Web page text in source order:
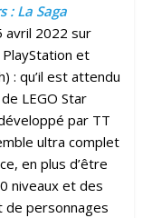
: La Saga
avril 2022 sur
et
: qu’il est attendu
LEGO Star
par TT
ultra complet
en plus d’être
niveaux et des
de personnages